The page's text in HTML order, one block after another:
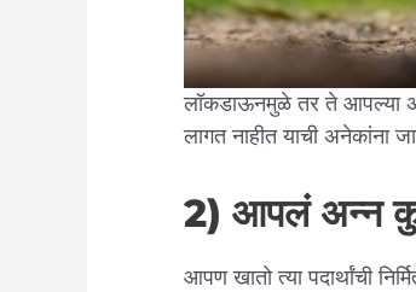
लॉकडाऊनमुळे तर ते आपल्या
लागत नाहीत याची अनेकांना
2) आपलं अन्न
आपण खातो त्या पदार्थांची